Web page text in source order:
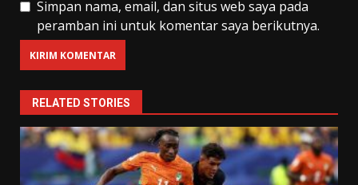
Simpan nama, email, dan situs web saya pada
peramban ini untuk komentar saya berikutnya.
RELATED STORIES